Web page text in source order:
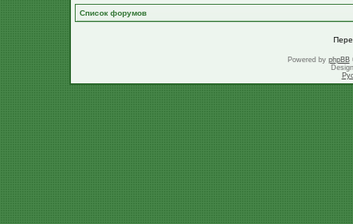
Список форумов
Powered by phpBB